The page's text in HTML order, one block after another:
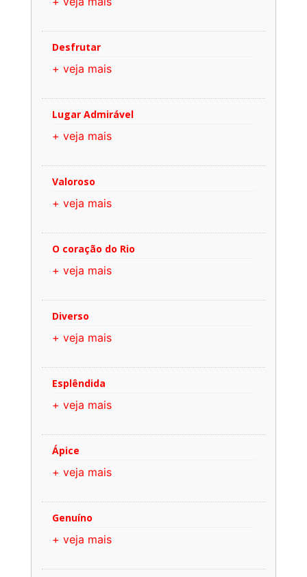
Desfrutar
+ veja mais
Lugar Admirável
+ veja mais
Valoroso
+ veja mais
O coração do Rio
+ veja mais
Diverso
+ veja mais
Esplêndida
+ veja mais
Ápice
+ veja mais
Genuíno
+ veja mais